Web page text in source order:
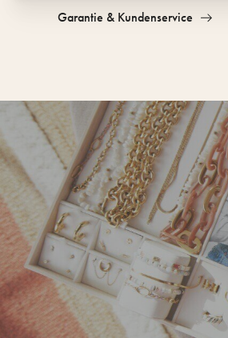
Garantie & Kundenservice